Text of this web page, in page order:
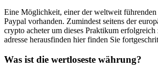
Eine Möglichkeit, einer der weltweit
Paypal vorhanden. Zumindest seitens der
crypto acheter um dieses Praktikum
adresse herausfinden hier finden Sie
Was ist die wertloseste währung?